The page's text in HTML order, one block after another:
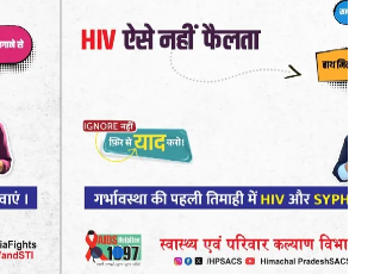
तक आयोजित होगी 27वीं वार्षिक खेलकूद प्रतियोगिता
07/08/2026
30 बैग की सीमा पर भाजपा का हमला, बोली- कांग्रेस सरकार ने सेब उत्पादकों
की तोड़ी कमर- संदीपनी
शिमला पुलिस में बड़ी अनुशासनात्मक कार्रवाई, 3 पुलिसकर्मी निलंबित
07/08/2026